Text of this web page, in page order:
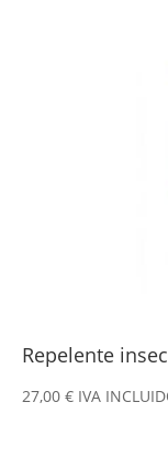
Repelente
27,00 € IVA